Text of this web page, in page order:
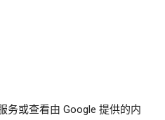
务或查看由 Google 提供的内